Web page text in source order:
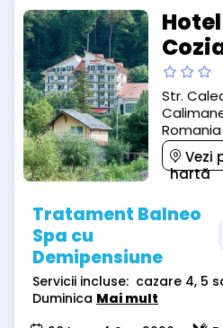
Str.
Romania
Vezi
hartă
Tratament Balneo
Spa cu
Demipensiune
Servicii incluse: cazare 4, 5
Duminica Mai mult